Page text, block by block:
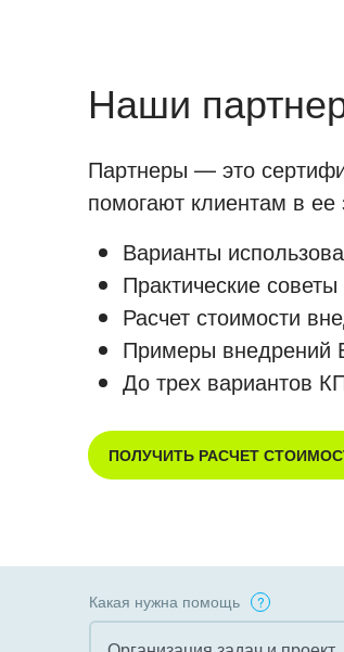
Наши
Партнеры — это
помогают клиентам в ее
Варианты
Практические
Расчет стоимости
Примеры внедрений
До трех вариантов
ПОЛУЧИТЬ РАСЧЕТ
Какая нужна помощь